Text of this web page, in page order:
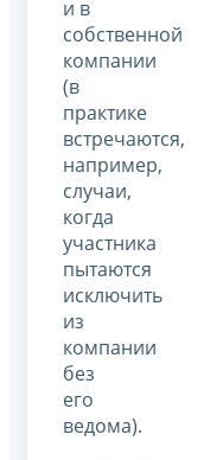
и в
собственной
компании
(в
практике
встречаются,
например,
случаи,
когда
участника
пытаются
исключить
из
компании
без
его
ведома).